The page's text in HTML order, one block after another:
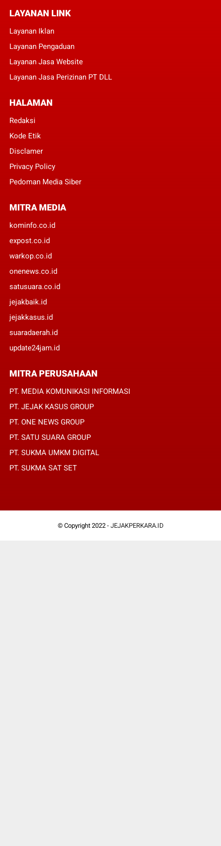
LAYANAN LINK
Layanan Iklan
Layanan Pengaduan
Layanan Jasa Website
Layanan Jasa Perizinan PT DLL
HALAMAN
Redaksi
Kode Etik
Disclamer
Privacy Policy
Pedoman Media Siber
MITRA MEDIA
kominfo.co.id
expost.co.id
warkop.co.id
onenews.co.id
satusuara.co.id
jejakbaik.id
jejakkasus.id
suaradaerah.id
update24jam.id
MITRA PERUSAHAAN
PT. MEDIA KOMUNIKASI INFORMASI
PT. JEJAK KASUS GROUP
PT. ONE NEWS GROUP
PT. SATU SUARA GROUP
PT. SUKMA UMKM DIGITAL
PT. SUKMA SAT SET
© Copyright 2022 - JEJAKPERKARA.ID